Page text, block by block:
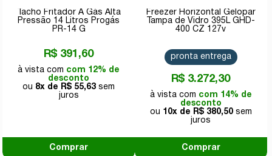
Tacho Fritador A Gás Alta
Pressão 14 Litros Progás
PR-14 G
R$ 391,60
com 12% de
desconto
8x de
R$ 55,63
Comprar
Freezer Horizontal Gelopar
Tampa de Vidro 395L GHD-
400 CZ 127v
R$ 3.272,30
com 14% de
desconto
10x de
R$ 380,50
pronta entrega
Comprar